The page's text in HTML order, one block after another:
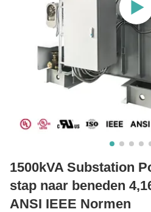
1500kVA Substation
stap naar beneden
ANSI IEEE Normen